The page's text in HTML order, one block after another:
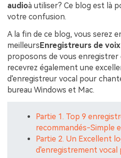
audioà utiliser? Ce blog est là
votre confusion.
A la fin de ce blog, vous serez
meilleursEnregistreurs de
proposons de vous enregistrer
recevrez également une
d'enregistreur vocal pour
bureau Windows et Mac.
Partie 1. Top 9
recommandés-Simple
Partie 2. Un Excellent
d'enregistrement vocal